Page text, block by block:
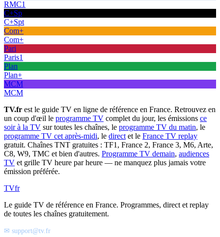
RMC1
C+Sp
C+Spt
Com+
Com+
Pari
Paris1
Plan
Plan+
MCM
MCM
TV.fr est le guide TV en ligne de référence en France. Retrouvez en
un coup d'œil le programme TV complet du jour, les émissions ce
soir à la TV sur toutes les chaînes, le programme TV du matin, le
programme TV cet après-midi, le direct et le France TV replay
gratuit. Chaînes TNT gratuites : TF1, France 2, France 3, M6, Arte,
C8, W9, TMC et bien d'autres. Programme TV demain, audiences
TV et grille TV heure par heure — ne manquez plus jamais votre
émission préférée.
TVfr
Le guide TV de référence en France. Programmes, direct et replay
de toutes les chaînes gratuitement.
✉ support@tv.fr